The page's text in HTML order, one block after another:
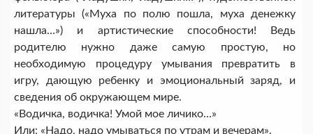
литературы («Муха по полю пошла, муха денежку
нашла…») и артистические способности! Ведь
родителю нужно даже самую простую, но
необходимую процедуру умывания превратить в
игру, дающую ребенку и эмоциональный заряд, и
сведения об окружающем мире.
«Водичка, водичка! Умой мое личико…»
Или: «Надо, надо умываться по утрам и вечерам».